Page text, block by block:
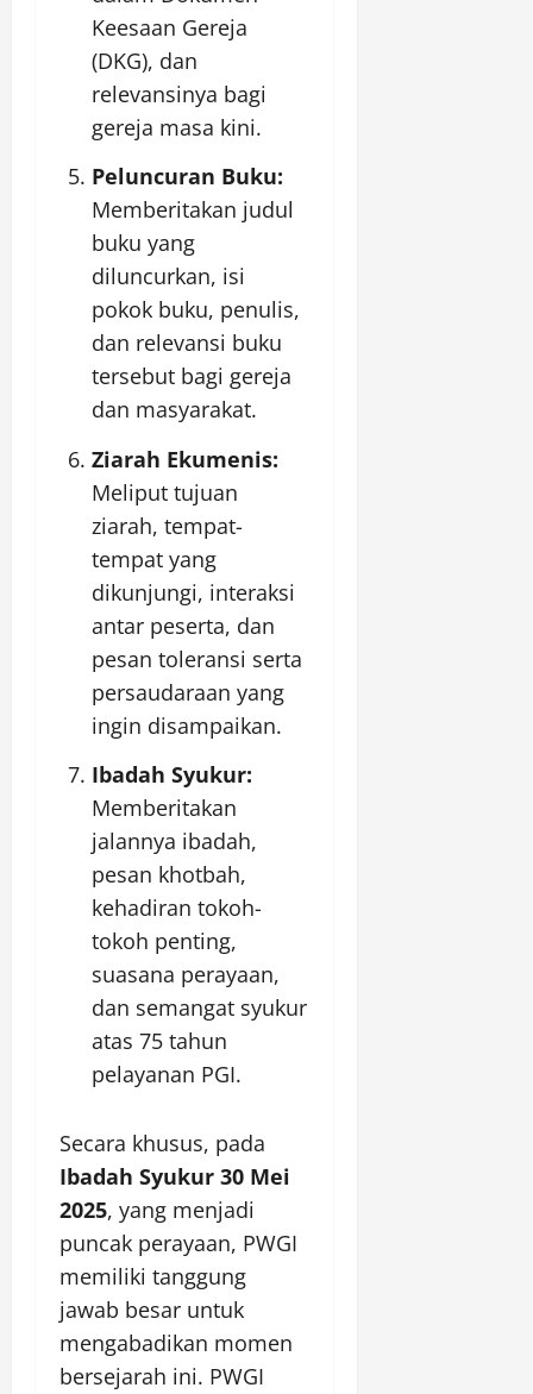
Keesaan Gereja
(DKG), dan
relevansinya bagi
gereja masa kini.
Peluncuran Buku:
Memberitakan judul
buku yang
diluncurkan, isi
pokok buku, penulis,
dan relevansi buku
tersebut bagi gereja
dan masyarakat.
Ziarah Ekumenis:
Meliput tujuan
ziarah, tempat-
tempat yang
dikunjungi, interaksi
antar peserta, dan
pesan toleransi serta
persaudaraan yang
ingin disampaikan.
Ibadah Syukur:
Memberitakan
jalannya ibadah,
pesan khotbah,
kehadiran tokoh-
tokoh penting,
suasana perayaan,
dan semangat syukur
atas 75 tahun
pelayanan PGI.
Secara khusus, pada
Ibadah Syukur 30 Mei
2025, yang menjadi
puncak perayaan, PWGI
memiliki tanggung
jawab besar untuk
mengabadikan momen
bersejarah ini. PWGI